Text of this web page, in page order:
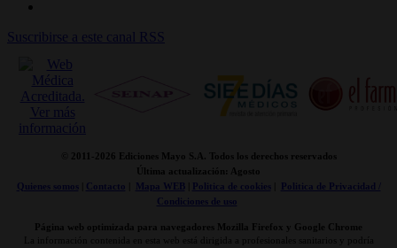
Suscribirse a este canal RSS
© 2011- 2026 Ediciones Mayo S.A. Todos los derechos reservados
Última actualización: Agosto
Quienes somos| Contacto Mapa WEB| Politica de cookies|
Politica de Privacidad /
Condiciones de uso
Página web optimizada para navegadores Mozilla Firefox y Google Chrome
La información contenida en esta web está dirigida a profesionales sanitarios y podría